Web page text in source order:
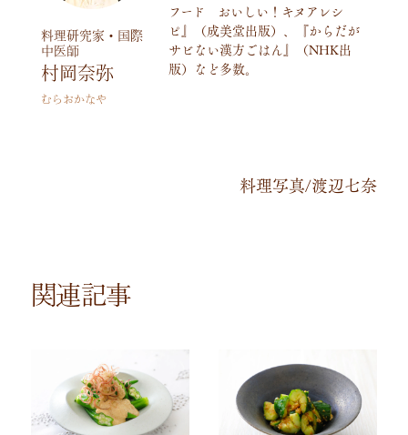
料理研究家・国際
中医師
村岡奈弥
むらおかなや
フード おいしい！キヌアレシ
ピ』（成美堂出版）、『からだが
サビない漢方ごはん』（NHK出
版）など多数。
料理写真/渡辺七奈
関連記事